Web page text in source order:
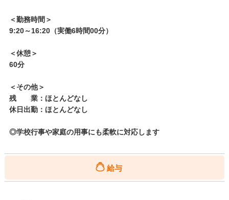
＜勤務時間＞
9:20～16:20（実働6時間00分）
＜休憩＞
60分
＜その他＞
残 業：ほとんどなし
休日出勤：ほとんどなし
◎学校行事や家庭の用事にも柔軟に対応します
給与